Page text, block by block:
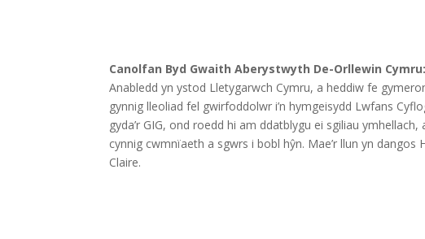
Canolfan Byd Gwaith Aberystwyth De-Orllewin Cymru:
Anabledd yn ystod Lletygarwch Cymru, a heddiw fe
gynnig lleoliad fel gwirfoddolwr i’n hymgeisydd Lwfans
gyda’r GIG, ond roedd hi am ddatblygu ei sgiliau ymhellach,
cynnig cwmnïaeth a sgwrs i bobl hŷn. Mae’r llun yn dangos
Claire.